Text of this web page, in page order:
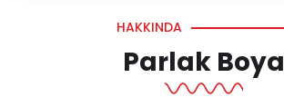
HAKKINDA
Parlak Boya